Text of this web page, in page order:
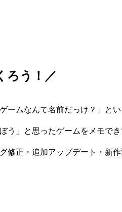
ろう！／
ームなんて名前だっけ？」とい
う」と思ったゲームをメモでき
修正・追加アップデート・新